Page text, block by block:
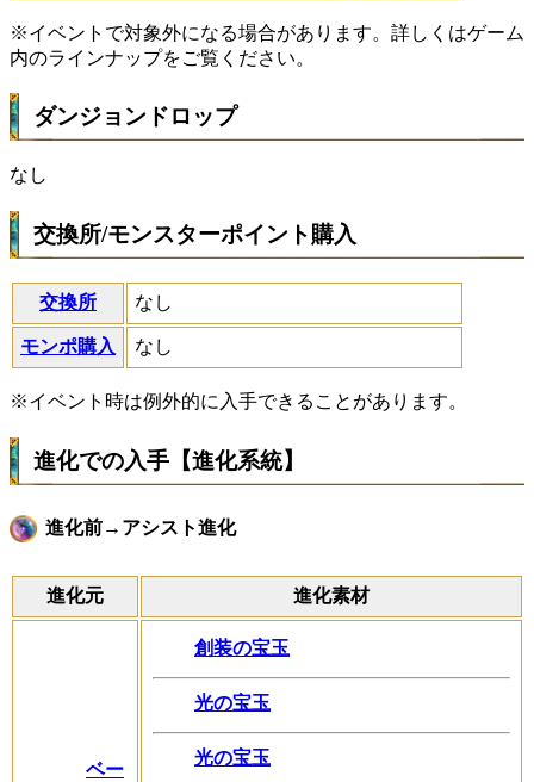
※イベントで対象外になる場合があります。詳しくはゲーム
内のラインナップをご覧ください。
ダンジョンドロップ
なし
交換所/モンスターポイント購入
交換所 なし
モンポ購入 なし
※イベント時は例外的に入手できることがあります。
進化での入手【進化系統】
進化前→アシスト進化
進化元 進化素材
ベー
創装の宝玉
光の宝玉
光の宝玉